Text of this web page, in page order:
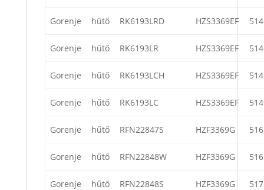
Gorenje hűtő RK6193LRD HZS3369EF
Gorenje hűtő RK6193LR HZS3369EF
Gorenje hűtő RK6193LCH HZS3369EF
Gorenje hűtő RK6193LC HZS3369EF
Gorenje hűtő RFN22847S HZF3369G
Gorenje hűtő RFN22848W HZF3369G
Gorenje hűtő RFN22848S HZF3369G